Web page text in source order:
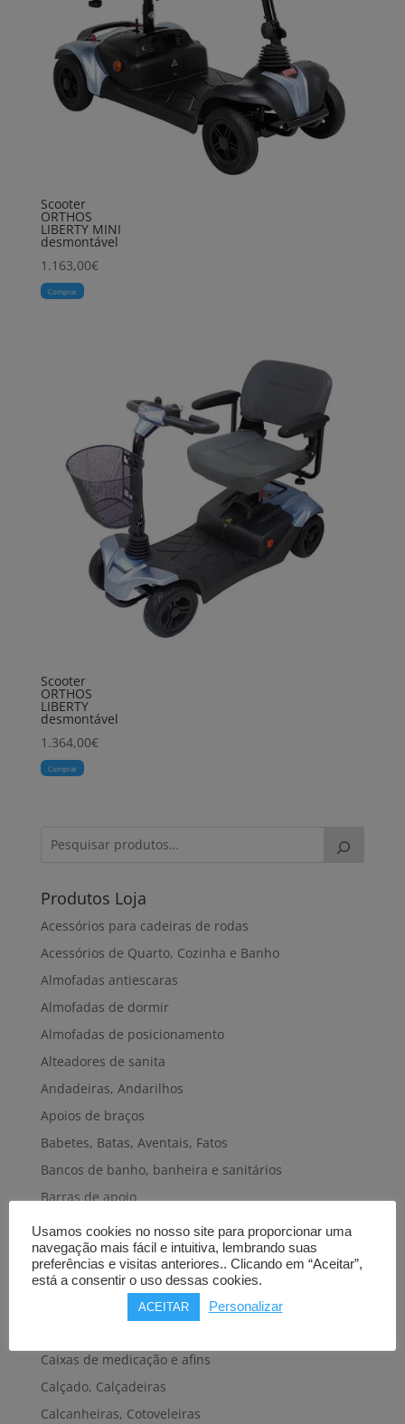
Scooter
ORTHOS
LIBERTY MINI
desmontável
1.163,00€
Comprar
Scooter
ORTHOS
LIBERTY
desmontável
1.364,00€
Comprar
Produtos Loja
Acessórios para cadeiras de rodas
Acessórios de Quarto, Cozinha e Banho
Almofadas antiescaras
Almofadas de dormir
Almofadas de posicionamento
Alteadores de sanita
Andadeiras, Andarilhos
Apoios de braços
Babetes, Batas, Aventais, Fatos
Bancos de banho, banheira e sanitários
Barras de apoio
Bengalas, Canadianas e afins
Cadeiras de banho, banheira e sanitárias
Cadeiras de rodas elétricas
Cadeiras de rodas manuais
Caixas de medicação e afins
Calçado, Calçadeiras
Calcanheiras, Cotoveleiras
Usamos cookies no nosso site para proporcionar uma
navegação mais fácil e intuitiva, lembrando suas
preferências e visitas anteriores.. Clicando em “Aceitar”,
está a consentir o uso dessas cookies.
ACEITAR Personalizar